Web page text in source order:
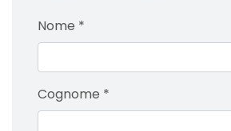
Nome *
Cognome *